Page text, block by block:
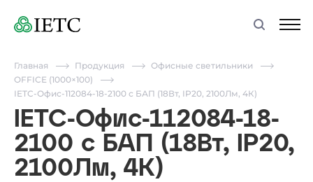
Главная Продукция
Офисные светильники
OFFICE (1000×100)
IETC-Офис-112084-18-2100 с БАП (18Вт, IP20, 2100Лм, 4К)
IETC-Офис-112084-18-
2100 с БАП (18Вт, IP20,
2100Лм, 4К)